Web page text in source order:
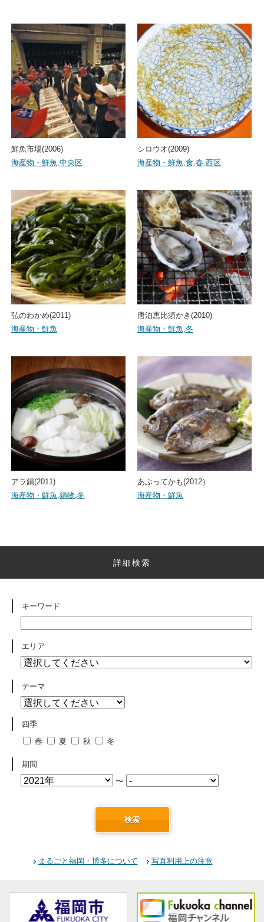
鮮魚市場(2006)
海産物・鮮魚,中央区
シロウオ(2009)
海産物・鮮魚,食,春,西区
弘のわかめ(2011)
海産物・鮮魚
唐泊恵比須かき(2010)
海産物・鮮魚,冬
アラ鍋(2011)
海産物・鮮魚,鍋物,冬
あぶってかも(2012）
海産物・鮮魚
詳細検索
キーワード
エリア
テーマ
四季
春
夏 秋 冬
期間
〜
検索
まるごと福岡・博多について 写真利用上の注意